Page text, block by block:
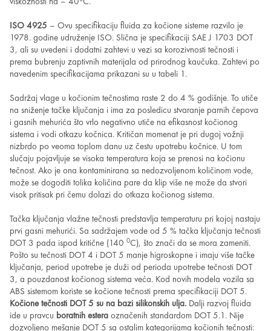
ISO 4925 – Ovu specifikaciju fluida za kočione sisteme razvilo je
1978. godine udruženje ISO. Slična je specifikaciji SAE J 1703 DOT
3, ali su uvedeni i dodatni zahtevi u vezi sa korozivnosti tečnosti i
prema bubrenju zaptivnih materijala od prirodnog kaučuka. Zahtevi po
navedenim specifikacijama prikazani su u tabeli 1.
Sadržaj vlage u kočionim tečnostima raste 2 do 4 % godišnje. To utiče
na sniženje tačke ključanja i ima za posledicu stvaranje parnih čepova
i gasnih mehurića što vrlo negativno utiče na efikasnost kočionog
sistema i vodi otkazu kočnica. Kritičan momenat je pri dugoj vožnji
nizbrdo po veoma toplom danu uz čestu upotrebu kočnice. U tom
slučaju pojavljuje se visoka temperatura koja se prenosi na kočionu
tečnost. Ako je ona kontaminirana sa nedozvoljenom količinom vode,
može se dogoditi tolika količina pare da klip više ne može da stvori
visok pritisak pri čemu dolazi do otkaza kočionog sistema.
Tačka ključanja vlažne tečnosti predstavlja temperaturu pri kojoj nastaju
prvi gasni mehurići. Sa sadržajem vode od 5 % tačka ključanja tečnosti
DOT 3 pada ispod kritične (140 0C), što znači da se mora zameniti.
Pošto su tečnosti DOT 4 i DOT 5 manje higroskopne i imaju više tačke
ključanja, period upotrebe je duži od perioda upotrebe tečnosti DOT
3, a pouzdanost kočionog sistema veća. Kod novih modela vozila sa
ABS sistemom koriste se kočione tečnosti prema specifikaciji DOT 5.
Kočione tečnosti DOT 5 su na bazi silikonskih ulja.Dalji razvoj fluida
ide u pravcu boratnih esteraoznačenih standardom DOT 5.1. Nije
dozvoljeno mešanje DOT 5 sa ostalim kategorijama kočionih tečnosti: